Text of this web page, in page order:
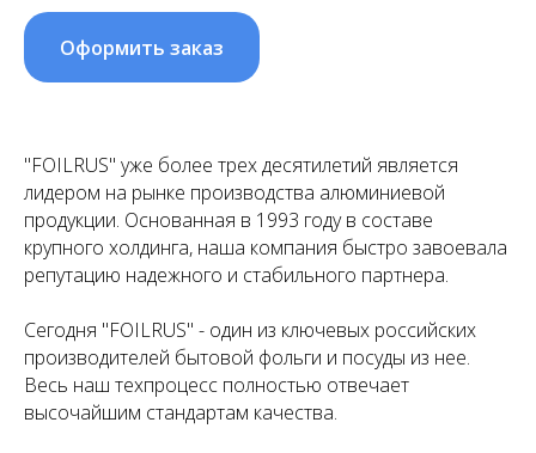
Оформить заказ
"FOILRUS" уже более трех десятилетий является
лидером на рынке производства алюминиевой
продукции. Основанная в 1993 году в составе
крупного холдинга, наша компания быстро завоевала
репутацию надежного и стабильного партнера.
Сегодня "FOILRUS" - один из ключевых российских
производителей бытовой фольги и посуды из нее.
Весь наш техпроцесс полностью отвечает
высочайшим стандартам качества.